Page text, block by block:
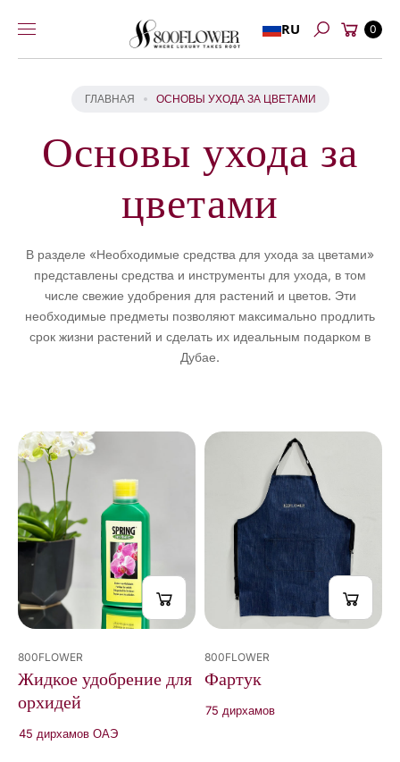
содержимому
RU
Поиск
Корзина
0
ГЛАВНАЯ ОСНОВЫ УХОДА ЗА ЦВЕТАМИ
Основы ухода за
цветами
В разделе «Необходимые средства для ухода за цветами»
представлены средства и инструменты для ухода, в том
числе свежие удобрения для растений и цветов. Эти
необходимые предметы позволяют максимально продлить
срок жизни растений и сделать их идеальным подарком в
Дубае.
800FLOWER
Жидкое удобрение для
орхидей
45 дирхамов ОАЭ
800FLOWER
Фартук
75 дирхамов
Вы
просмотрели
из
2
результатов